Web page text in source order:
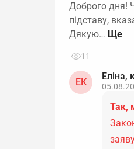
Доброго дня!
підставу,
Дякую…
11
ЕК
Еліна,
Так,